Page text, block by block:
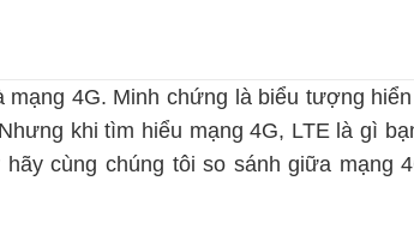
4G. Minh chứng là biểu tượng
khi tìm hiểu mạng 4G, LTE là gì
cùng chúng tôi so sánh giữa mạng